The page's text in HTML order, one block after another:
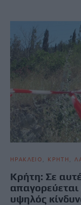
ΗΡΑΚΛΕΙΟ ΚΡΗΤΗ
Κρήτη: Σε
υψηλός